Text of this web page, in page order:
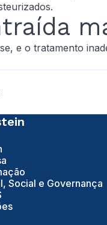
e o tratamento
Social e Governança